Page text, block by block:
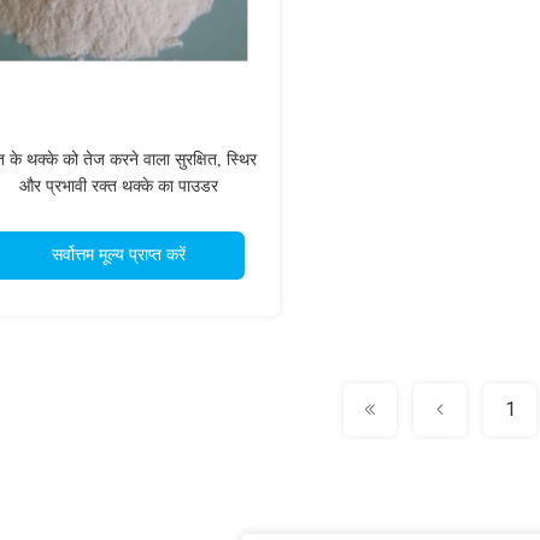
के थक्के को तेज करने वाला सुरक्षित, स्थिर
और प्रभावी रक्त थक्के का पाउडर
सर्वोत्तम मूल्य प्राप्त करें
1